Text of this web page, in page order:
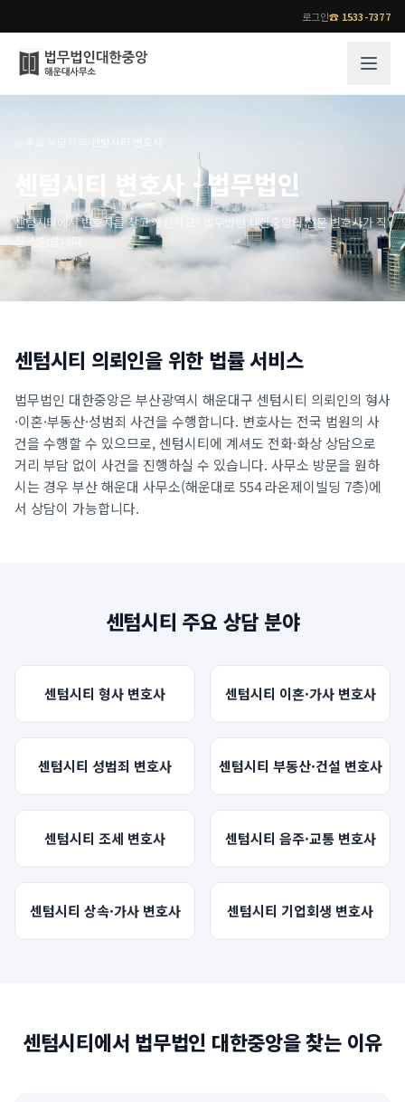
로그인☎ 1533-7377
오시는 길
통합검색
성공사례
기업 인사이트
사례분석/최신동향
법률정보
업무분야
각 전문 변호사
소식/자료
언론보도
공지사항
법률 블로그
법률서식
센텀시티 변호사
센텀시티 변호사 · 법무법인
센텀시티에서 변호사를 찾고 계신가요? 법무법인 대한중앙의 전문 변호사가 직
접 상담합니다.
센텀시티 의뢰인을 위한 법률 서비스
법무법인 대한중앙은 부산광역시 해운대구 센텀시티 의뢰인의 형사
·이혼·부동산·성범죄 사건을 수행합니다. 변호사는 전국 법원의 사
건을 수행할 수 있으므로,센텀시티에 계셔도 전화·화상 상담으로
거리 부담 없이 사건을 진행하실 수 있습니다. 사무소 방문을 원하
시는 경우 부산 해운대 사무소(해운대로 554 라온제이빌딩 7층)에
서 상담이 가능합니다.
센텀시티 주요 상담 분야
센텀시티 형사 변호사 센텀시티 이혼·가사변호사
센텀시티 성범죄 변호사 센텀시티 부동산·건설 변호사
센텀시티 조세 변호사 센텀시티 음주·교통변호사
센텀시티 상속·가사변호사 센텀시티 기업회생 변호사
센텀시티에서 법무법인 대한중앙을 찾는 이유